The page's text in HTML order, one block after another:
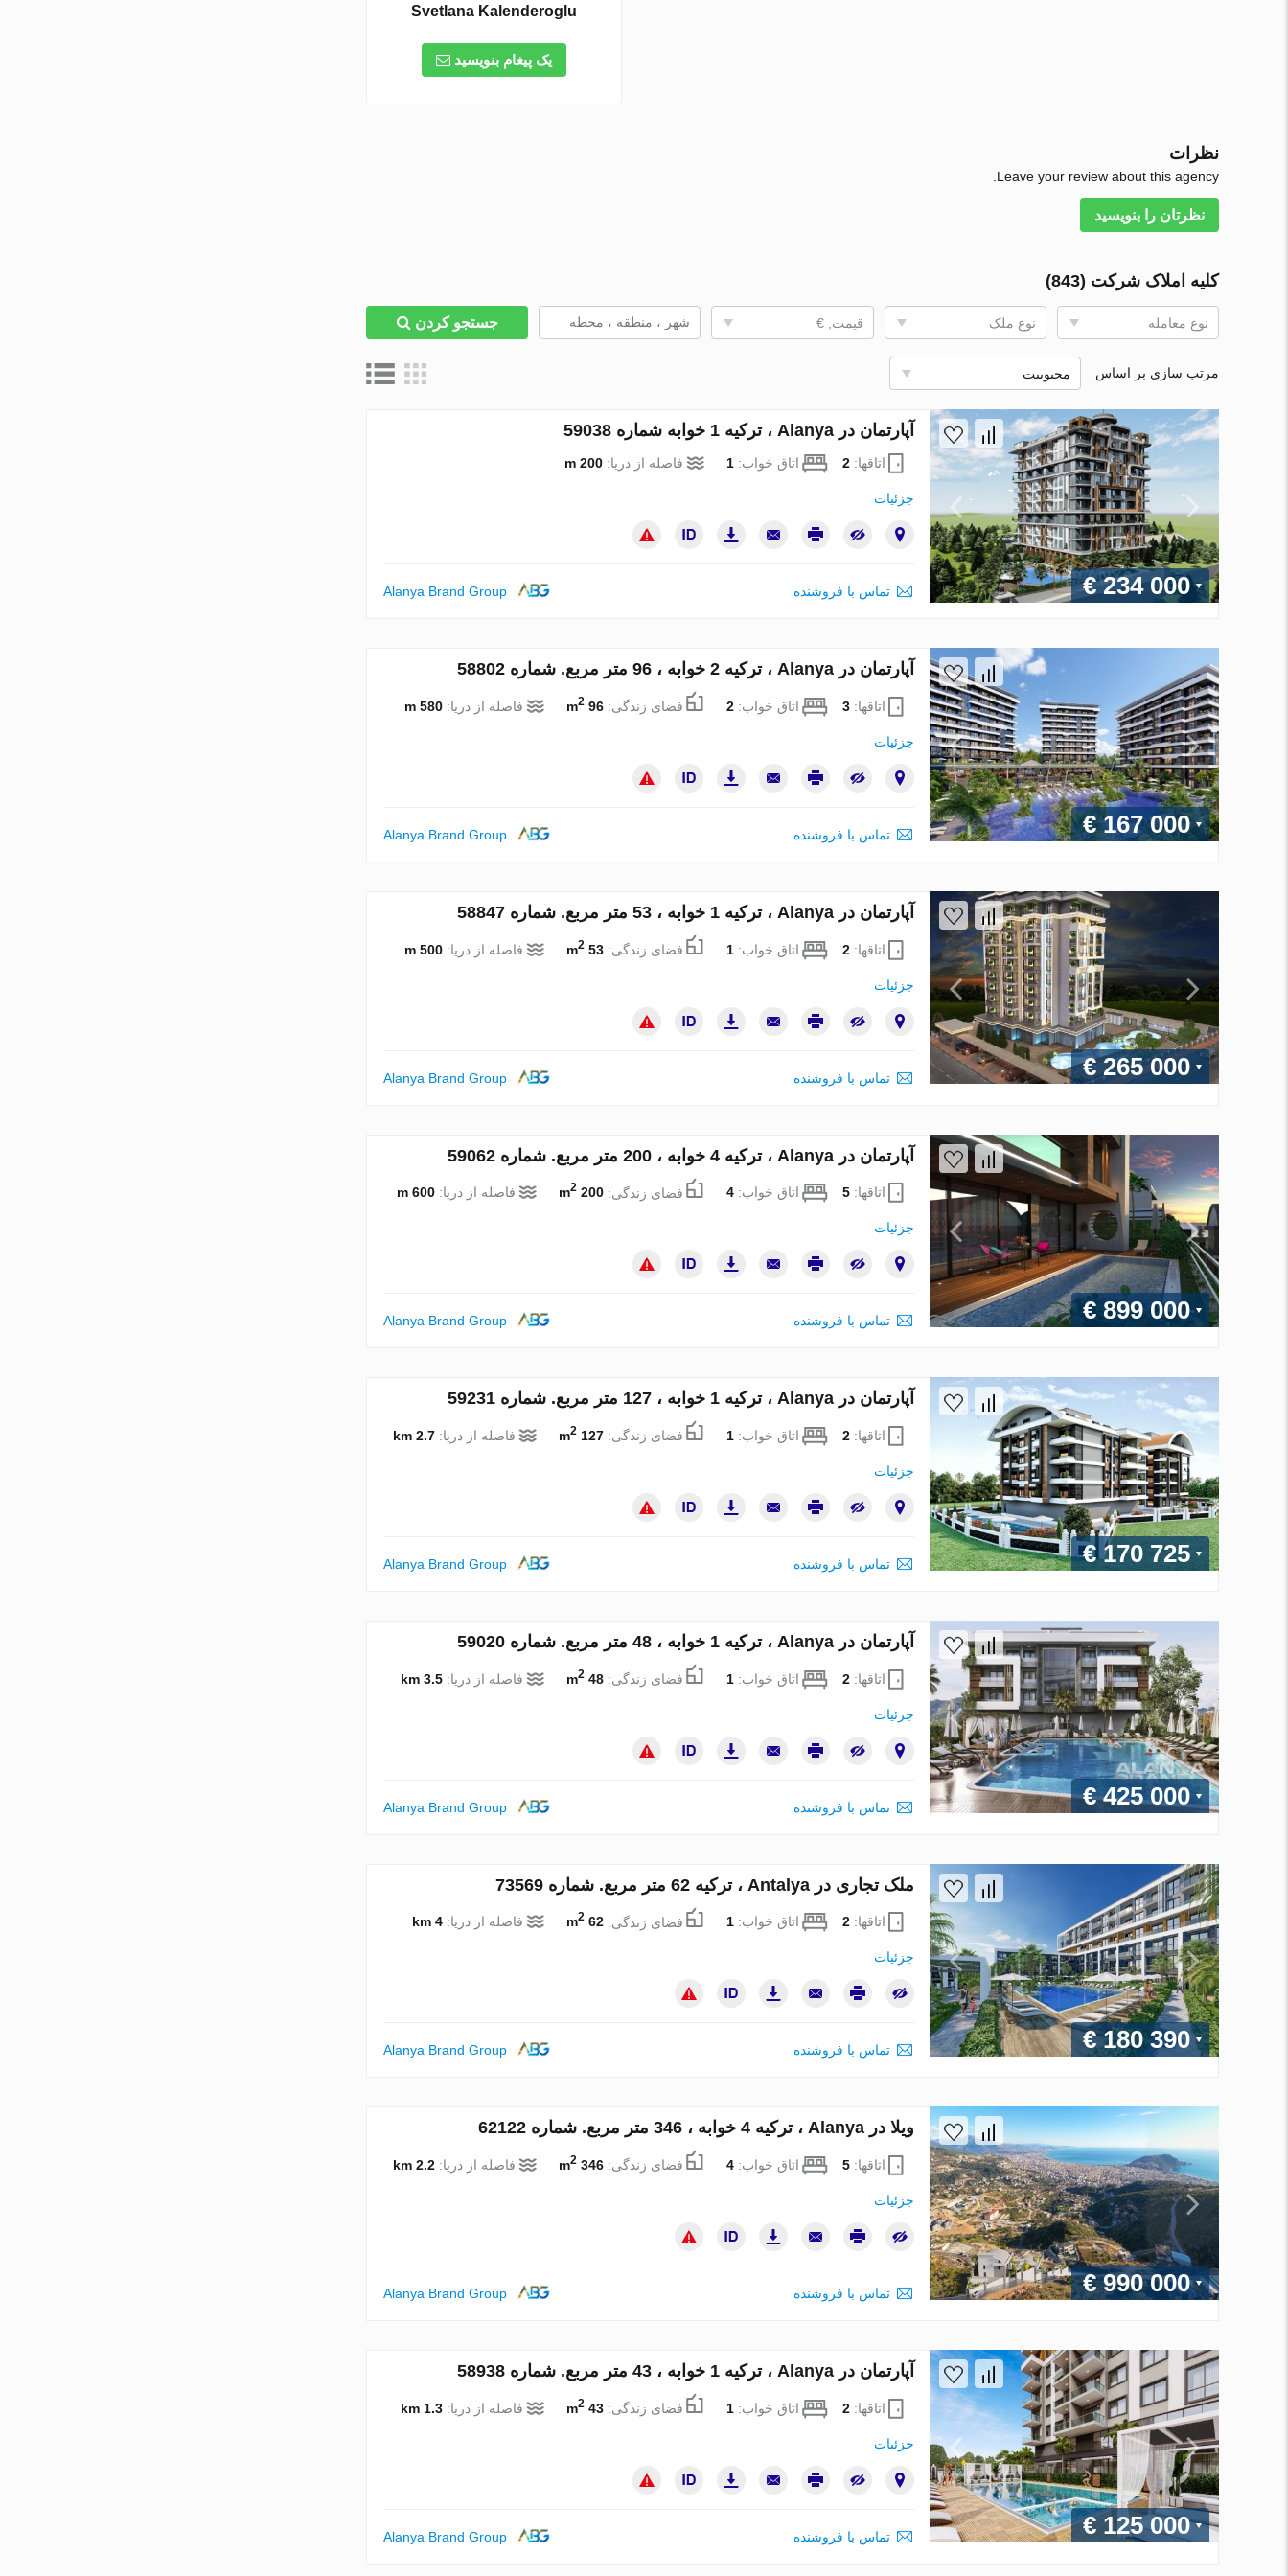
Svetlana Kalenderoglu
یک پیغام بنویسید
نظرات
Leave your review about this agency.
نظرتان را بنویسید
کلیه املاک شرکت (843)
نوع معامله نوع ملک قیمت, € جستجو کردن
مرتب سازی بر اساس محبوبیت
€ 234 000
آپارتمان در Alanya ، ترکیه 1 خوابه شماره 59038
اتاقها: 2 اتاق خواب: 1 فاصله از دریا: 200 m
جزئیات
تماس با فروشنده Alanya Brand Group
€ 167 000
آپارتمان در Alanya ، ترکیه 2 خوابه ، 96 متر مربع. شماره 58802
اتاقها: 3 اتاق خواب: 2 فضای زندگی: 96 m
2 فاصله از دریا: 580 m
جزئیات
تماس با فروشنده Alanya Brand Group
€ 265 000
آپارتمان در Alanya ، ترکیه 1 خوابه ، 53 متر مربع. شماره 58847
اتاقها: 2 اتاق خواب: 1 فضای زندگی: 53 m
2 فاصله از دریا: 500 m
جزئیات
تماس با فروشنده Alanya Brand Group
€ 899 000
آپارتمان در Alanya ، ترکیه 4 خوابه ، 200 متر مربع. شماره 59062
اتاقها: 5 اتاق خواب: 4 فضای زندگی: 200 m
2 فاصله از دریا: 600 m
جزئیات
تماس با فروشنده Alanya Brand Group
€ 170 725
آپارتمان در Alanya ، ترکیه 1 خوابه ، 127 متر مربع. شماره 59231
اتاقها: 2 اتاق خواب: 1 فضای زندگی: 127 m
2 فاصله از دریا: 2.7 km
جزئیات
تماس با فروشنده Alanya Brand Group
€ 425 000
آپارتمان در Alanya ، ترکیه 1 خوابه ، 48 متر مربع. شماره 59020
اتاقها: 2 اتاق خواب: 1 فضای زندگی: 48 m
2 فاصله از دریا: 3.5 km
جزئیات
تماس با فروشنده Alanya Brand Group
€ 180 390
ملک تجاری در Antalya ، ترکیه 62 متر مربع. شماره 73569
اتاقها: 2 اتاق خواب: 1 فضای زندگی: 62 m
2 فاصله از دریا: 4 km
جزئیات
تماس با فروشنده Alanya Brand Group
€ 990 000
ویلا در Alanya ، ترکیه 4 خوابه ، 346 متر مربع. شماره 62122
اتاقها: 5 اتاق خواب: 4 فضای زندگی: 346 m
2 فاصله از دریا: 2.2 km
جزئیات
تماس با فروشنده Alanya Brand Group
€ 125 000
آپارتمان در Alanya ، ترکیه 1 خوابه ، 43 متر مربع. شماره 58938
اتاقها: 2 اتاق خواب: 1 فضای زندگی: 43 m
2 فاصله از دریا: 1.3 km
جزئیات
تماس با فروشنده Alanya Brand Group